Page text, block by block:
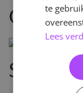
te
Lees